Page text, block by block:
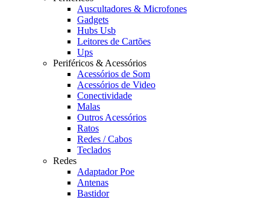
Auscultadores & Microfones
Gadgets
Hubs Usb
Leitores de Cartões
Ups
Periféricos & Acessórios
Acessórios de Som
Acessórios de Video
Conectividade
Malas
Outros Acessórios
Ratos
Redes / Cabos
Teclados
Redes
Adaptador Poe
Antenas
Bastidor